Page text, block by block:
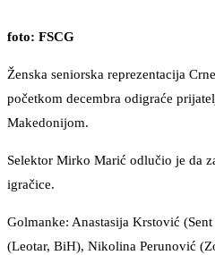
foto: FSCG
Ženska seniorska reprezentacija
početkom decembra odigraće
Makedonijom.
Selektor Mirko Marić odlučio je da
igračice.
Golmanke: Anastasija Krstović
(Leotar, BiH), Nikolina Perunović